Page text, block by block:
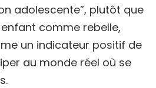
adolescente”, plutôt que
comme rebelle,
un indicateur positif de
au monde réel où se